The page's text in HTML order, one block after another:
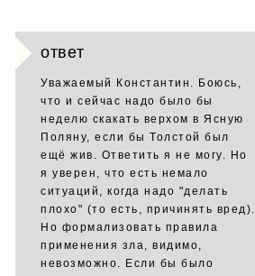
ответ
Уважаемый Константин. Боюсь,
что и сейчас надо было бы
неделю скакать верхом в Ясную
Поляну, если бы Толстой был
ещё жив. Ответить я не могу. Но
я уверен, что есть немало
ситуаций, когда надо "делать
плохо" (то есть, причинять вред).
Но формализовать правила
применения зла, видимо,
невозможно. Если бы было